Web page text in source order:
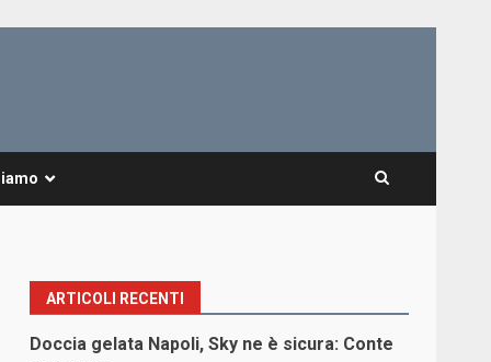
ARTICOLI RECENTI
Doccia gelata Napoli, Sky ne è sicura: Conte